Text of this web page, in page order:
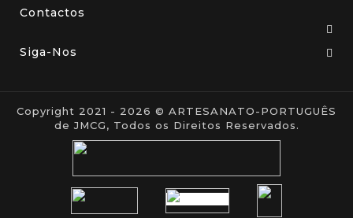
Contactos
Siga-Nos
Copyright 2021 - 2026 © ARTESANATO-PORTUGUÊS
de JMCG, Todos os Direitos Reservados.